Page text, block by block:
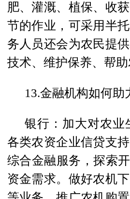
肥、灌溉、植保、收
节的作业，可采用半
务人员还会为农民提
技术、维护保养、帮
13.金融机构如何
银行：加大对农业
各类农资企业信贷支
综合金融服务，探索
资金需求。做好农机